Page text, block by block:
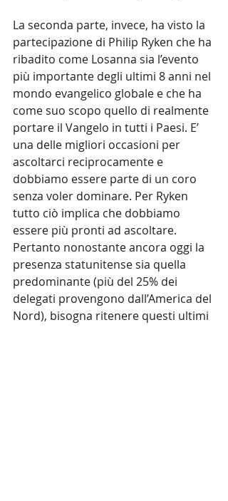
La seconda parte, invece, ha visto la
partecipazione di Philip Ryken che ha
ribadito come Losanna sia l’evento
più importante degli ultimi 8 anni nel
mondo evangelico globale e che ha
come suo scopo quello di realmente
portare il Vangelo in tutti i Paesi. E’
una delle migliori occasioni per
ascoltarci reciprocamente e
dobbiamo essere parte di un coro
senza voler dominare. Per Ryken
tutto ciò implica che dobbiamo
essere più pronti ad ascoltare.
Pertanto nonostante ancora oggi la
presenza statunitense sia quella
predominante (più del 25% dei
delegati provengono dall’America del
Nord), bisogna ritenere questi ultimi